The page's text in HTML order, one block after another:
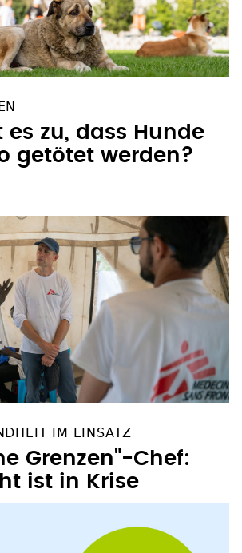
es zu, dass Hunde
getötet werden?
IM EINSATZ
Grenzen"-Chef:
ist in Krise